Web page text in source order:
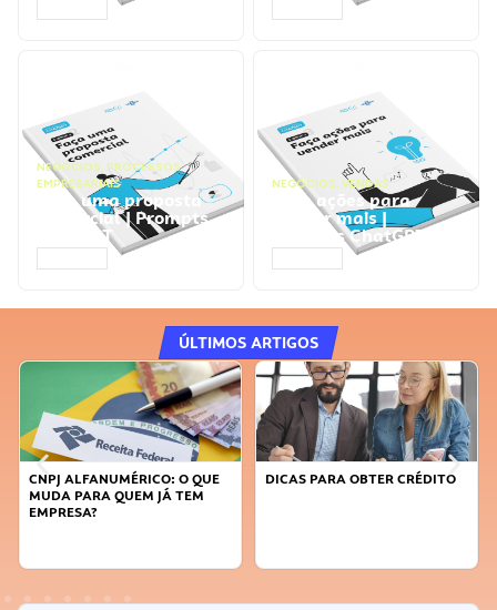
NEGÓCIOS, PROCESSOS
EMPRESARIAIS
Faça uma proposta
comercial | Prompts
ChatGPT
NEGÓCIOS, VENDAS
Faça ações para
vender mais |
Prompts ChatGPT
ÚLTIMOS ARTIGOS
O QUE
JÁ TEM
DICAS PARA OBTER CRÉDITO
FAÇA A DIFERENÇA: